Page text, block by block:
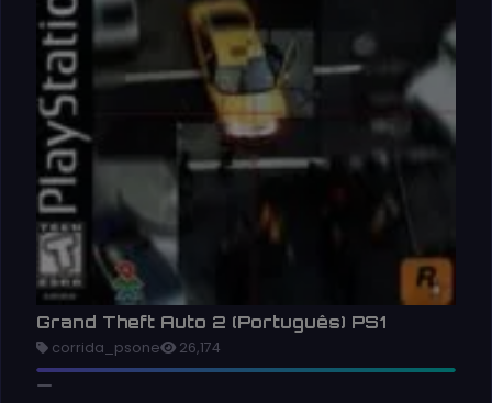
Grand Theft Auto 2 (Português) PS1
corrida_psone 26,174